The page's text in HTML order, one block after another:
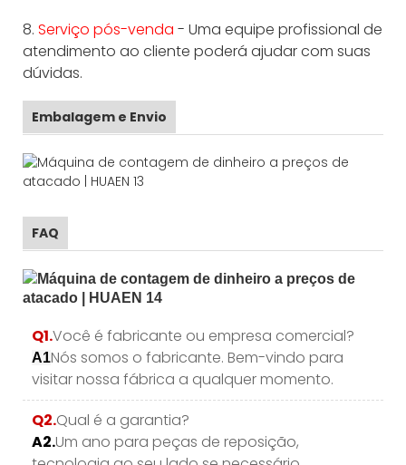
8. Serviço pós-venda - Uma equipe profissional de
atendimento ao cliente poderá ajudar com suas
dúvidas.
Embalagem e Envio
FAQ
Q1.Você é fabricante ou empresa comercial?
A1Nós somos o fabricante. Bem-vindo para
visitar nossa fábrica a qualquer momento.
Q2.Qual é a garantia?
A2.Um ano para peças de reposição,